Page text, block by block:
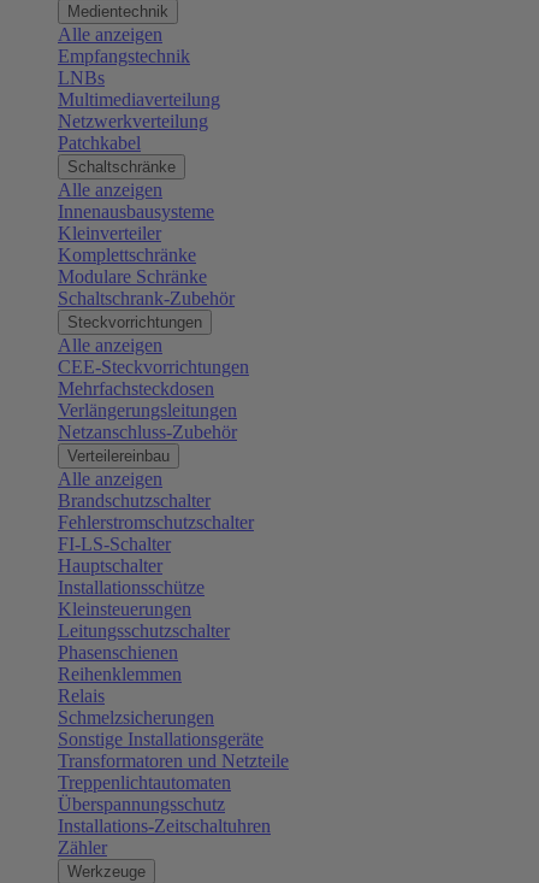
Medientechnik
Alle anzeigen
Empfangstechnik
LNBs
Multimediaverteilung
Netzwerkverteilung
Patchkabel
Schaltschränke
Alle anzeigen
Innenausbausysteme
Kleinverteiler
Komplettschränke
Modulare Schränke
Schaltschrank-Zubehör
Steckvorrichtungen
Alle anzeigen
CEE-Steckvorrichtungen
Mehrfachsteckdosen
Verlängerungsleitungen
Netzanschluss-Zubehör
Verteilereinbau
Alle anzeigen
Brandschutzschalter
Fehlerstromschutzschalter
FI-LS-Schalter
Hauptschalter
Installationsschütze
Kleinsteuerungen
Leitungsschutzschalter
Phasenschienen
Reihenklemmen
Relais
Schmelzsicherungen
Sonstige Installationsgeräte
Transformatoren und Netzteile
Treppenlichtautomaten
Überspannungsschutz
Installations-Zeitschaltuhren
Zähler
Werkzeuge